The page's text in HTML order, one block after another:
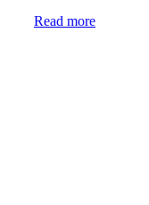
Read more